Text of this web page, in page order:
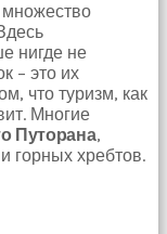
множество
нигде не
– это их
что туризм, как
Многие
Путорана,
горных хребтов.